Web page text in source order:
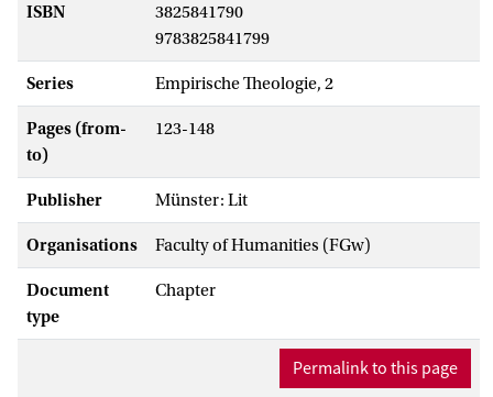
ISBN
3825841790
9783825841799
Series Empirische Theologie, 2
Pages (from-
to)
123-148
Publisher Münster: Lit
Organisations Faculty of Humanities (FGw)
Document
type
Chapter
Permalink to this page